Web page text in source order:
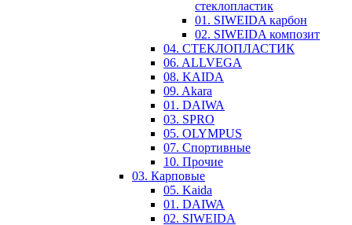
стеклопластик
01. SIWEIDA карбон
02. SIWEIDA композит
04. СТЕКЛОПЛАСТИК
06. ALLVEGA
08. KAIDA
09. Akara
01. DAIWA
03. SPRO
05. OLYMPUS
07. Спортивные
10. Прочие
03. Карповые
05. Kaida
01. DAIWA
02. SIWEIDA